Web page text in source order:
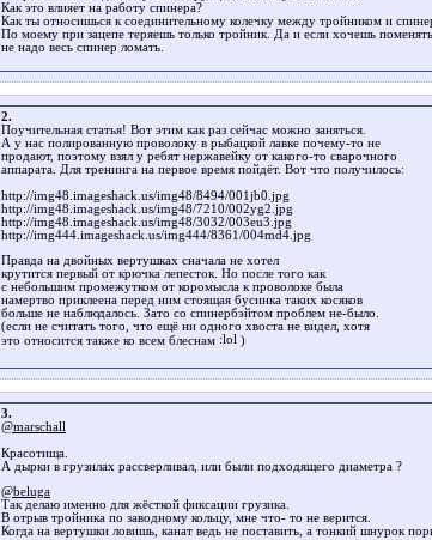
Как это влияет на работу спинера?
Как ты относишься к соединительному колечку между тройником и
По моему при зацепе теряешь только тройник. Да и если хочешь
не надо весь спинер ломать.
2.
Поучительная статья! Вот этим как раз сейчас можно заняться.
А у нас полированную проволоку в рыбацкой лавке почему-то не
продают, поэтому взял у ребят нержавейку от какого-то сварочного
аппарата. Для тренинга на первое время пойдёт. Вот что получилось:
http://img48.imageshack.us/img48/8494/001jb0.jpg
http://img48.imageshack.us/img48/7210/002yg2.jpg
http://img48.imageshack.us/img48/3032/003eu3.jpg
http://img444.imageshack.us/img444/8361/004md4.jpg
Правда на двойных вертушках сначала не хотел
крутится первый от крючка лепесток. Но после того как
с небольшим промежутком от коромысла к проволоке была
намертво приклеена перед ним стоящая бусинка таких косяков
больше не наблюдалось. Зато со спинербэйтом проблем не-было.
(если не считать того, что ещё ни одного хвоста не видел, хотя
это относится также ко всем блеснам
)
3.
@marschall
Красотища.
А дырки в грузилах рассверливал, или были подходящего диаметра ?
@beluga
Так делаю именно для жёсткой фиксации грузика.
В отрыв тройника по заводному кольцу, мне что- то не верится.
Когда на вертушки ловишь, канат ведь не поставить, а тонкий шнурок